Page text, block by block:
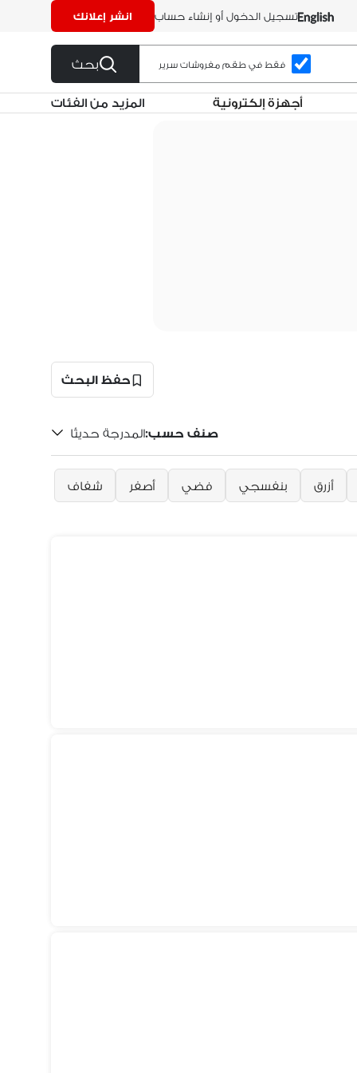
تسجيل الدخول أو إنشاء حساب انشر إعلانك
فقط في طقم مفروشات سرير بحث
أجهزة إلكترونية المزيد من الفئات
حفظ البحث
صنف حسب:المدرجة حديثًا
أزرق بنفسجي فضي أصفر شفاف